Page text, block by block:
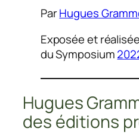
ParHugues
Exposée et
du Symposium
Hugues
des éditions